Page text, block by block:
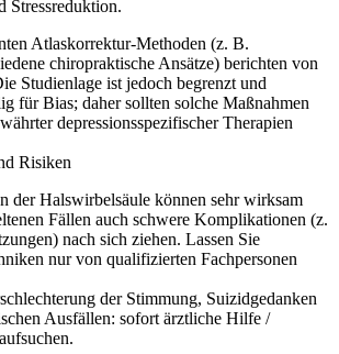
Stressreduktion.
Atlaskorrektur‑Methoden (z. B.
chiropraktische Ansätze) berichten von
Studienlage ist jedoch begrenzt und
für Bias; daher sollten solche Maßnahmen
depressionsspezifischer Therapien
Risiken
der Halswirbelsäule können sehr wirksam
Fällen auch schwere Komplikationen (z.
nach sich ziehen. Lassen Sie
nur von qualifizierten Fachpersonen
der Stimmung, Suizidgedanken
Ausfällen: sofort ärztliche Hilfe /